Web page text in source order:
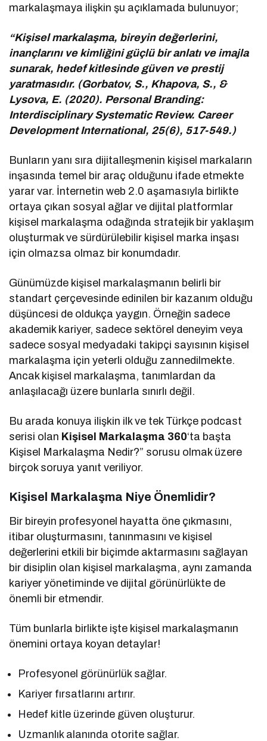
markalaşmaya ilişkin şu açıklamada bulunuyor;
“Kişisel markalaşma, bireyin değerlerini,
inançlarını ve kimliğini güçlü bir anlatı ve imajla
sunarak, hedef kitlesinde güven ve prestij
yaratmasıdır. (Gorbatov, S., Khapova, S., &
Lysova, E. (2020). Personal Branding:
Interdisciplinary Systematic Review. Career
Development International, 25(6), 517-549.)
Bunların yanı sıra dijitalleşmenin kişisel markaların
inşasında temel bir araç olduğunu ifade etmekte
yarar var. İnternetin web 2.0 aşamasıyla birlikte
ortaya çıkan sosyal ağlar ve dijital platformlar
kişisel markalaşma odağında stratejik bir yaklaşım
oluşturmak ve sürdürülebilir kişisel marka inşası
için olmazsa olmaz bir konumdadır.
Günümüzde kişisel markalaşmanın belirli bir
standart çerçevesinde edinilen bir kazanım olduğu
düşüncesi de oldukça yaygın. Örneğin sadece
akademik kariyer, sadece sektörel deneyim veya
sadece sosyal medyadaki takipçi sayısının kişisel
markalaşma için yeterli olduğu zannedilmekte.
Ancak kişisel markalaşma, tanımlardan da
anlaşılacağı üzere bunlarla sınırlı değil.
Bu arada konuya ilişkin ilk ve tek Türkçe podcast
serisi olan Kişisel Markalaşma 360‘ta başta
Kişisel Markalaşma Nedir?” sorusu olmak üzere
birçok soruya yanıt veriliyor.
Kişisel Markalaşma Niye Önemlidir?
Bir bireyin profesyonel hayatta öne çıkmasını,
itibar oluşturmasını, tanınmasını ve kişisel
değerlerini etkili bir biçimde aktarmasını sağlayan
bir disiplin olan kişisel markalaşma, aynı zamanda
kariyer yönetiminde ve dijital görünürlükte de
önemli bir etmendir.
Tüm bunlarla birlikte işte kişisel markalaşmanın
önemini ortaya koyan detaylar!
Profesyonel görünürlük sağlar.
Kariyer fırsatlarını artırır.
Hedef kitle üzerinde güven oluşturur.
Uzmanlık alanında otorite sağlar.